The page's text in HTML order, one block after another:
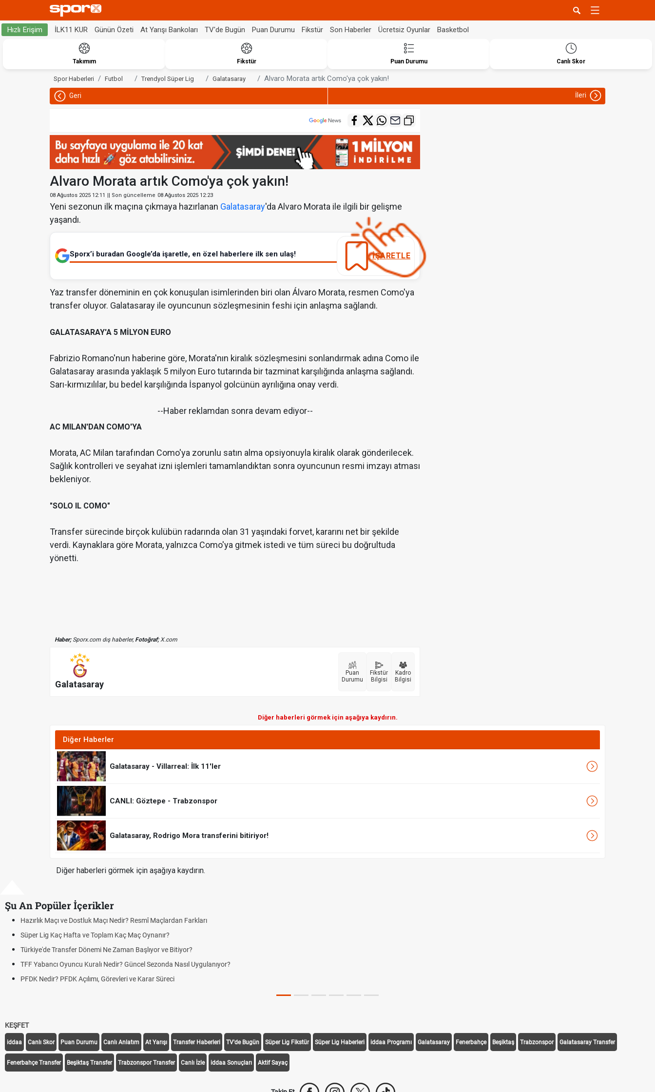
Hızlı Erişim İLK11 KUR Günün Özeti At Yarışı Bankoları TV'de Bugün Puan Durumu Fikstür Son Haberler Ücretsiz Oyunlar Basketbol
Takımım Fikstür Puan Durumu Canlı Skor
Spor Haberleri Futbol Trendyol Süper Lig Galatasaray Alvaro Morata artık Como'ya çok yakın!
Geri İleri
Alvaro Morata artık Como'ya çok yakın!
08 Ağustos 2025 12:11 || Son güncelleme 08 Ağustos 2025 12:23
Yeni sezonun ilk maçına çıkmaya hazırlanan Galatasaray'da Alvaro Morata ile ilgili bir gelişme
yaşandı.
Sporx’i buradan Google’da işaretle, en özel haberlere ilk sen ulaş! İŞARETLE
Yaz transfer döneminin en çok konuşulan isimlerinden biri olan Álvaro Morata, resmen Como'ya
transfer oluyor. Galatasaray ile oyuncunun sözleşmesinin feshi için anlaşma sağlandı.
GALATASARAY'A 5 MİLYON EURO
Fabrizio Romano'nun haberine göre, Morata'nın kiralık sözleşmesini sonlandırmak adına Como ile
Galatasaray arasında yaklaşık 5 milyon Euro tutarında bir tazminat karşılığında anlaşma sağlandı.
Sarı-kırmızılılar, bu bedel karşılığında İspanyol golcünün ayrılığına onay verdi.
--Haber reklamdan sonra devam ediyor--
AC MILAN'DAN COMO'YA
Morata, AC Milan tarafından Como'ya zorunlu satın alma opsiyonuyla kiralık olarak gönderilecek.
Sağlık kontrolleri ve seyahat izni işlemleri tamamlandıktan sonra oyuncunun resmi imzayı atması
bekleniyor.
"SOLO IL COMO"
Transfer sürecinde birçok kulübün radarında olan 31 yaşındaki forvet, kararını net bir şekilde
verdi. Kaynaklara göre Morata, yalnızca Como'ya gitmek istedi ve tüm süreci bu doğrultuda
yönetti.
Haber;Sporx.com dış haberler, Fotoğraf;X.com
Galatasaray
Puan
Durumu
Fikstür
Bilgisi
Kadro
Bilgisi
Diğer haberleri görmek için aşağıya kaydırın.
Diğer Haberler
Galatasaray - Villarreal: İlk 11'ler
CANLI: Göztepe - Trabzonspor
Galatasaray, Rodrigo Mora transferini bitiriyor!
Diğer haberleri görmek için aşağıya kaydırın.
Şu An Popüler İçerikler
Hazırlık Maçı ve Dostluk Maçı Nedir? Resmî Maçlardan Farkları
Süper Lig Kaç Hafta ve Toplam Kaç Maç Oynanır?
Türkiye'de Transfer Dönemi Ne Zaman Başlıyor ve Bitiyor?
TFF Yabancı Oyuncu Kuralı Nedir? Güncel Sezonda Nasıl Uygulanıyor?
PFDK Nedir? PFDK Açılımı, Görevleri ve Karar Süreci
KEŞFET
iddaa Canlı Skor Puan Durumu Canlı Anlatım At Yarışı Transfer Haberleri TV'de Bugün Süper Lig Fikstür Süper Lig Haberleri iddaa Programı Galatasaray Fenerbahçe Beşiktaş Trabzonspor Galatasaray Transfer
Fenerbahçe Transfer Beşiktaş Transfer Trabzonspor Transfer Canlı İzle iddaa Sonuçları Aktif Sayaç